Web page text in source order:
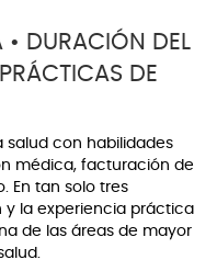
• DURACIÓN DEL
DE
salud con habilidades
médica, facturación de
En tan solo tres
y la experiencia práctica
de las áreas de mayor